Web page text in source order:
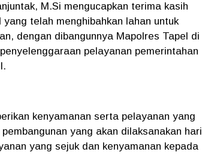
M.Si mengucapkan terima kasih
telah menghibahkan lahan untuk
dengan dibangunnya Mapolres Tapel di
pelayanan pemerintahan
kenyamanan serta pelayanan yang
yang akan dilaksanakan hari
yang sejuk dan kenyamanan kepada